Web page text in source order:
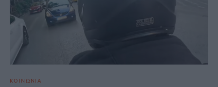
ΚΟΙΝΩΝΙΑ